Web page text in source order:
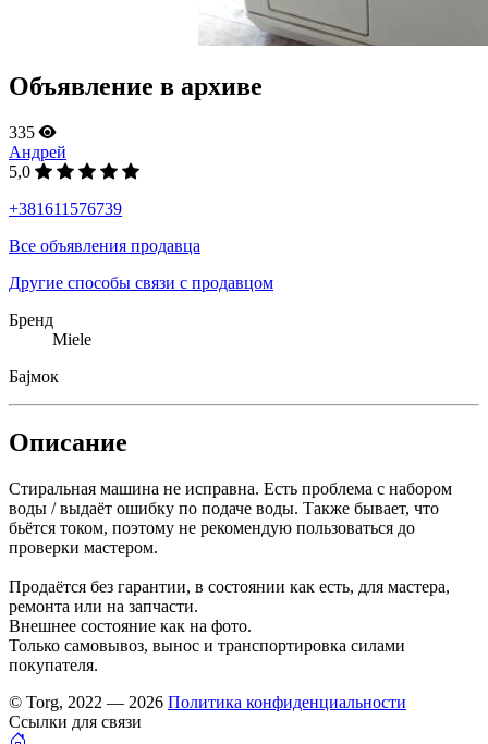
Объявление в архиве
335
Андрей
5,0
+381611576739
Все объявления продавца
Другие способы связи с продавцом
Бренд
Miele
Бајмок
Описание
Стиральная машина не исправна. Есть проблема с набором
воды / выдаёт ошибку по подаче воды. Также бывает, что
бьётся током, поэтому не рекомендую пользоваться до
проверки мастером.
Продаётся без гарантии, в состоянии как есть, для мастера,
ремонта или на запчасти.
Внешнее состояние как на фото.
Только самовывоз, вынос и транспортировка силами
покупателя.
© Torg, 2022 — 2026 Политика конфиденциальности
Ссылки для связи